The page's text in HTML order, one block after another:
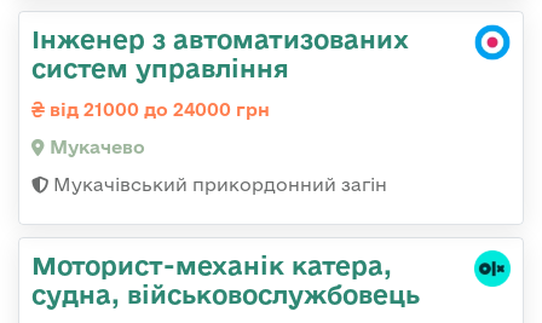
Інженер з автоматизованих
систем управління
від 21000 до 24000 грн
Мукачево
Мукачівський прикордонний загін
Моторист-механік катера,
судна, військовослужбовець